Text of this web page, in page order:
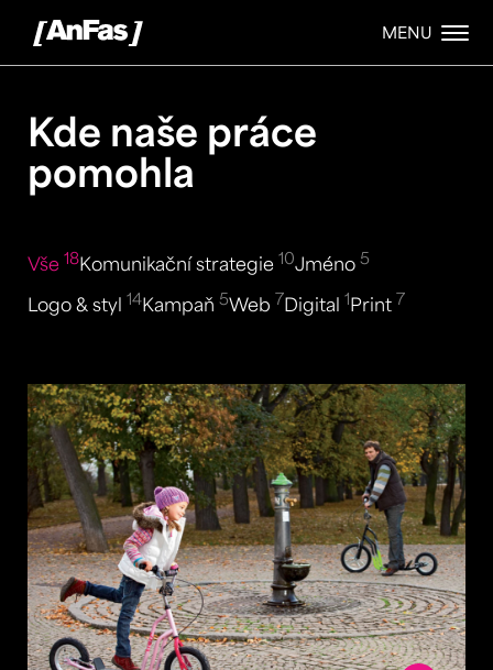
MENU
Kde naše práce
pomohla
Vše 18Komunikační strategie 10Jméno 5
Logo & styl 14Kampaň 5Web 7Digital 1Print 7